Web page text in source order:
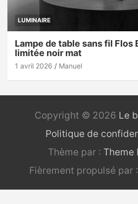
LUMINAIRE
Lampe de table sans fil Flos
limitée noir mat
1 avril 2026 Manuel
Copyright © 2026 Le
Politique de
Thème par : Theme
Fièrement propulsé par :